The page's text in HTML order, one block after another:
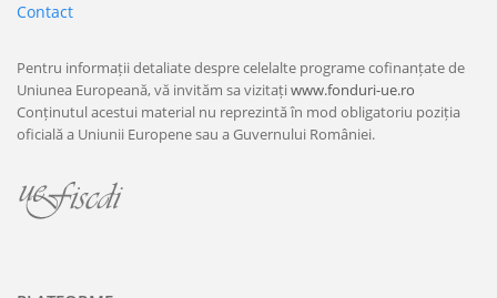
Contact
Pentru informații detaliate despre celelalte programe cofinanțate de
Uniunea Europeană, vă invităm sa vizitațiwww.fonduri-ue.ro
Conținutul acestui material nu reprezintă în mod obligatoriu poziția
oficială a Uniunii Europene sau a Guvernului României.